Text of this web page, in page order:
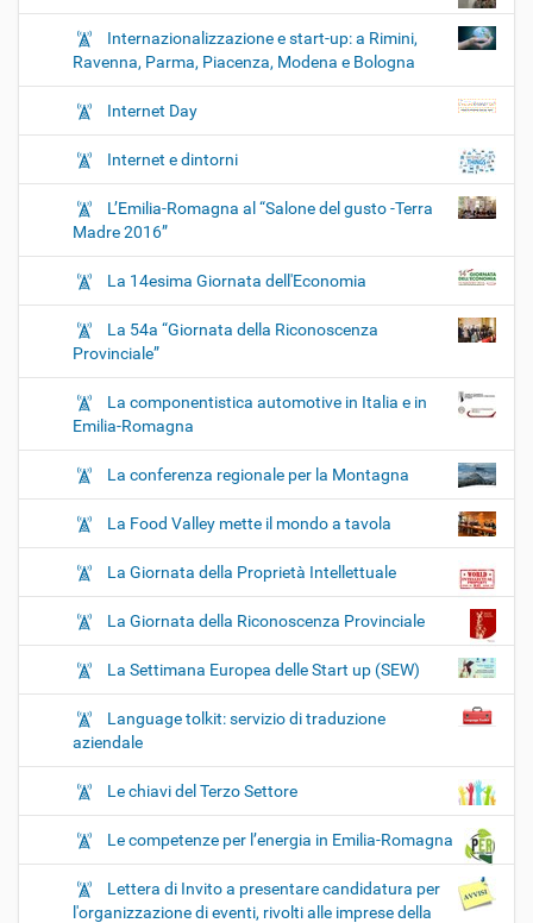
Internazionalizzazione e start-up: a Rimini,
Ravenna, Parma, Piacenza, Modena e Bologna
Internet Day
Internet e dintorni
L’Emilia-Romagna al “Salone del gusto -Terra
Madre 2016”
La 14esima Giornata dell'Economia
La 54a “Giornata della Riconoscenza
Provinciale”
La componentistica automotive in Italia e in
Emilia-Romagna
La conferenza regionale per la Montagna
La Food Valley mette il mondo a tavola
La Giornata della Proprietà Intellettuale
La Giornata della Riconoscenza Provinciale
La Settimana Europea delle Start up (SEW)
Language tolkit: servizio di traduzione
aziendale
Le chiavi del Terzo Settore
Le competenze per l’energia in Emilia-Romagna
Lettera di Invito a presentare candidatura per
l'organizzazione di eventi, rivolti alle imprese della